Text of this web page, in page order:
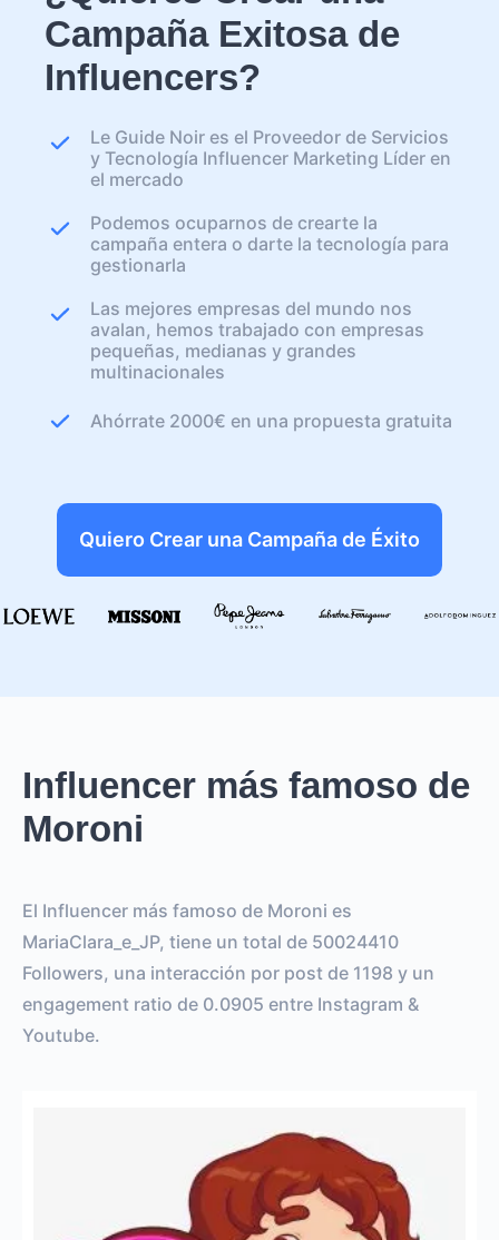
Campaña Exitosa de
Influencers?
Le Guide Noir es el Proveedor de Servicios
y Tecnología Influencer Marketing Líder en
el mercado
Podemos ocuparnos de crearte la
campaña entera o darte la tecnología para
gestionarla
Las mejores empresas del mundo nos
avalan, hemos trabajado con empresas
pequeñas, medianas y grandes
multinacionales
Ahórrate 2000€ en una propuesta gratuita
Quiero Crear una Campaña de Éxito
Influencer más famoso de
Moroni
El Influencer más famoso de Moroni es
MariaClara_e_JP, tiene un total de 50024410
Followers, una interacción por post de 1198 y un
engagement ratio de 0.0905 entre Instagram &
Youtube.